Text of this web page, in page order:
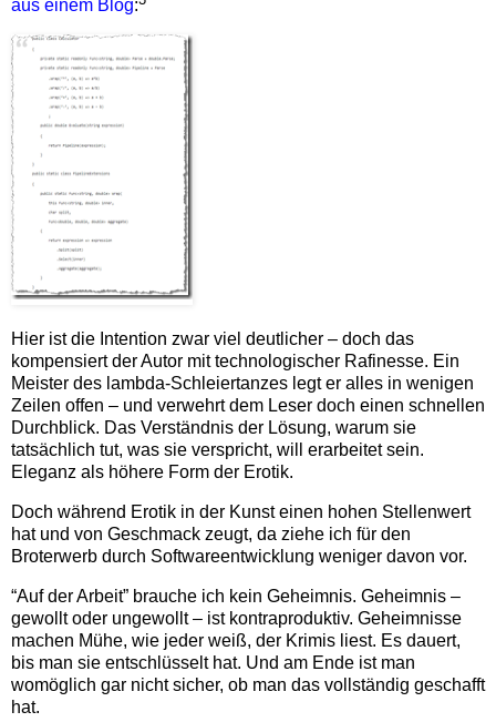
aus einem Blog:
Hier ist die Intention zwar viel deutlicher – doch das
kompensiert der Autor mit technologischer Rafinesse. Ein
Meister des lambda-Schleiertanzes legt er alles in wenigen
Zeilen offen – und verwehrt dem Leser doch einen schnellen
Durchblick. Das Verständnis der Lösung, warum sie
tatsächlich tut, was sie verspricht, will erarbeitet sein.
Eleganz als höhere Form der Erotik.
Doch während Erotik in der Kunst einen hohen Stellenwert
hat und von Geschmack zeugt, da ziehe ich für den
Broterwerb durch Softwareentwicklung weniger davon vor.
“Auf der Arbeit” brauche ich kein Geheimnis. Geheimnis –
gewollt oder ungewollt – ist kontraproduktiv. Geheimnisse
machen Mühe, wie jeder weiß, der Krimis liest. Es dauert,
bis man sie entschlüsselt hat. Und am Ende ist man
womöglich gar nicht sicher, ob man das vollständig geschafft
hat.